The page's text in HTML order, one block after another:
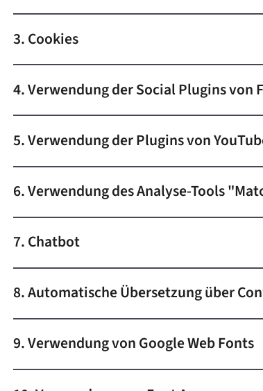
3. Cookies
4. Verwendung der Social Plugins von
5. Verwendung der Plugins von
6. Verwendung des Analyse-Tools
7. Chatbot
8. Automatische Übersetzung über
9. Verwendung von Google Web Fonts